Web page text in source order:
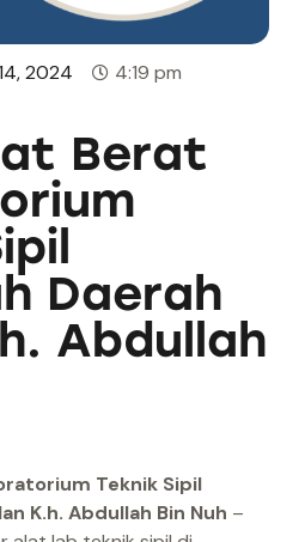
2024
4:19 pm
Berat
Daerah
Abdullah
Teknik Sipil
K.h. Abdullah Bin Nuh –